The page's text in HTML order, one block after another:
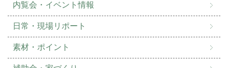
内覧会・イベント情報
日常・現場リポート
素材・ポイント